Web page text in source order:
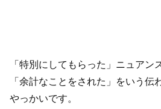
「特別にしてもらった」ニュアン
「余計なことをされた」をいう伝
やっかいです。